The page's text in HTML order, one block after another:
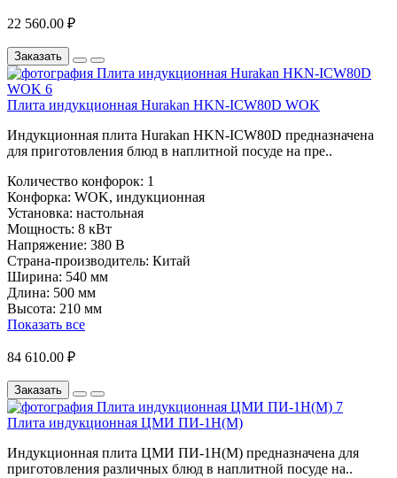
22 560.00 ₽
Заказать
Плита индукционная Hurakan HKN-ICW80D WOK
Индукционная плита Hurakan HKN-ICW80D предназначена
для приготовления блюд в наплитной посуде на пре..
Количество конфорок: 1
Конфорка: WOK, индукционная
Установка: настольная
Мощность: 8 кВт
Напряжение: 380 В
Страна-производитель: Китай
Ширина: 540 мм
Длина: 500 мм
Высота: 210 мм
Показать все
84 610.00 ₽
Заказать
Плита индукционная ЦМИ ПИ-1Н(М)
Индукционная плита ЦМИ ПИ-1Н(М) предназначена для
приготовления различных блюд в наплитной посуде на..